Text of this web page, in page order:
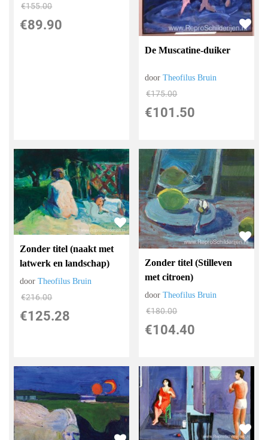
€155.00
€89.90
De Muscatine-duiker
doorTheofilus Bruin
€175.00
€101.50
Zonder titel (naakt met
latwerk en landschap)
doorTheofilus Bruin
€216.00
€125.28
Zonder titel (Stilleven
met citroen)
doorTheofilus Bruin
€180.00
€104.40